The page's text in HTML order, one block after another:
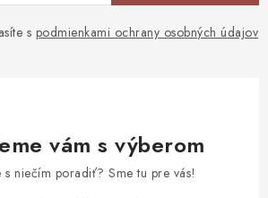
s podmienkami ochrany osobných údajov
vám s výberom
s niečím poradiť? Sme tu pre vás!